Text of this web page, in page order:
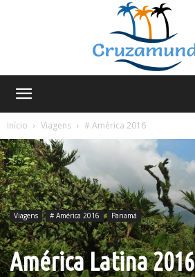
Início
Viagens # América 2016
Viagens # América 2016 Panamá
América Latina